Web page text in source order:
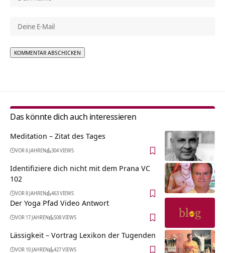
Das könnte dich auch interessieren
Meditation – Zitat des Tages
VOR 6 JAHREN 304 VIEWS
Identifiziere dich nicht mit dem Prana VC
102
VOR 8 JAHREN 463 VIEWS
Der Yoga Pfad Video Antwort
VOR 17 JAHREN 508 VIEWS
Lässigkeit – Vortrag Lexikon der Tugenden
VOR 10 JAHREN 427 VIEWS